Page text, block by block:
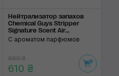
Нейтрализатор запа­хов
Chemical Guys Stripper
Signature Scent Air
Freshener
С ароматом парфюмов
690 ₴
610 ₴